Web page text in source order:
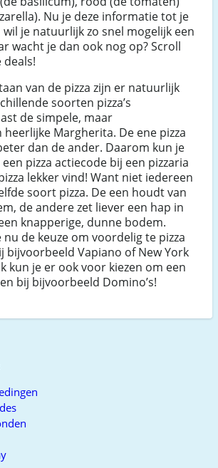
Nu je deze informatie tot je
je natuurlijk zo snel mogelijk een
wacht je dan ook nog op? Scroll
van de pizza zijn er natuurlijk
soorten pizza’s
de simpele, maar
Margherita. De ene pizza
dan de ander. Daarom kun je
pizza actiecode bij een pizzaria
lekker vind! Want niet iedereen
soort pizza. De een houdt van
de andere zet liever een hap in
knapperige, dunne bodem.
de keuze om voordelig te pizza
bijvoorbeeld Vapiano of New York
kun je er ook voor kiezen om een
bij bijvoorbeeld Domino’s!